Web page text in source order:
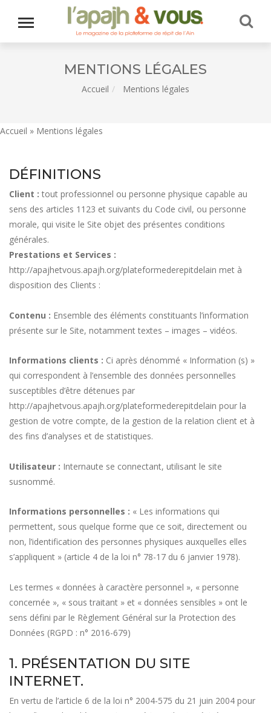
MENTIONS LÉGALES
Accueil Mentions légales
Accueil » Mentions légales
DÉFINITIONS
Client : tout professionnel ou personne physique capable au
sens des articles 1123 et suivants du Code civil, ou personne
morale, qui visite le Site objet des présentes conditions
générales.
Prestations et Services :
http://apajhetvous.apajh.org/plateformederepitdelain met à
disposition des Clients :
Contenu : Ensemble des éléments constituants l’information
présente sur le Site, notamment textes – images – vidéos.
Informations clients : Ci après dénommé « Information (s) »
qui correspondent à l’ensemble des données personnelles
susceptibles d’être détenues par
http://apajhetvous.apajh.org/plateformederepitdelain pour la
gestion de votre compte, de la gestion de la relation client et à
des fins d’analyses et de statistiques.
Utilisateur : Internaute se connectant, utilisant le site
susnommé.
Informations personnelles : « Les informations qui
permettent, sous quelque forme que ce soit, directement ou
non, l’identification des personnes physiques auxquelles elles
s’appliquent » (article 4 de la loi n° 78-17 du 6 janvier 1978).
Les termes « données à caractère personnel », « personne
concernée », « sous traitant » et « données sensibles » ont le
sens défini par le Règlement Général sur la Protection des
Données (RGPD : n° 2016-679)
1. PRÉSENTATION DU SITE
INTERNET.
En vertu de l’article 6 de la loi n° 2004-575 du 21 juin 2004 pour